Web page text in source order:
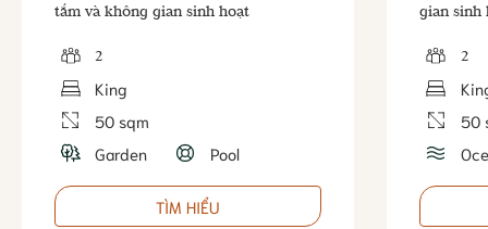
tắm và không gian sinh hoạt
2
King
50 sqm
Garden
Pool
TÌM HIỂU
gian sinh
2
50